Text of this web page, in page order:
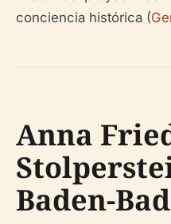
conciencia histórica (
Anna
Baden-